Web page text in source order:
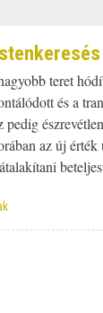
teret
és a
az új